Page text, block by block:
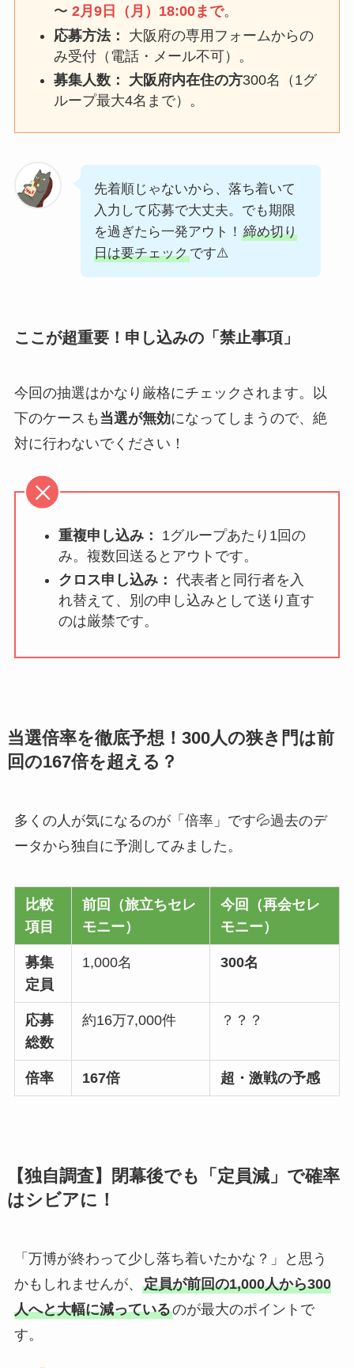
〜2月9日（月）18:00まで。
応募方法：
大阪府の専用フォームからの
み受付（電話・メール不可）。
募集人数：
大阪府内在住の方300名（1グ
ループ最大4名まで）。
先着順じゃないから、落ち着いて
入力して応募で大丈夫。でも期限
を過ぎたら一発アウト！ 締め切り
日は要チェックです⚠️
ここが超重要！申し込みの「禁止事項」
今回の抽選はかなり厳格にチェックされます。以
下のケースも 当選が無効になってしまうので、絶
対に行わないでください！
重複申し込み：
1グループあたり1回の
み。複数回送るとアウトです。
クロス申し込み： 代表者と同行者を入
れ替えて、別の申し込みとして送り直す
のは厳禁です。
当選倍率を徹底予想！300人の狭き門は前
回の167倍を超える？
多くの人が気になるのが「倍率」です💦過去のデ
ータから独自に予測してみました。
比較
項目
前回（旅立ちセレ
モニー）
今回（再会セレ
モニー）
募集
定員
1,000名 300名
応募
総数
約16万7,000件 ？？？
倍率 167倍 超・激戦の予感
【独自調査】閉幕後でも「定員減」で確率
はシビアに！
「万博が終わって少し落ち着いたかな？」と思う
かもしれませんが、 定員が前回の1,000人から300
人へと大幅に減っているのが最大のポイントで
す。